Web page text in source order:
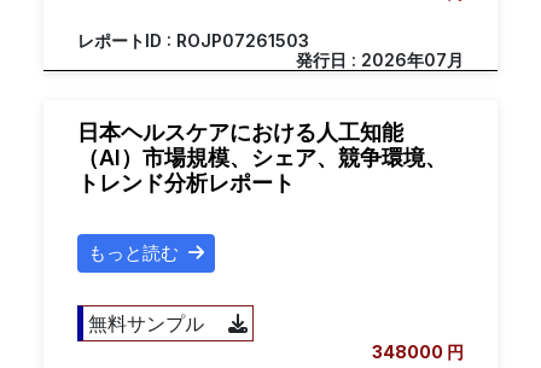
レポートID : ROJP07261503
発行日 : 2026年07月
日本ヘルスケアにおける人工知能
（AI）市場規模、シェア、競争環境、
トレンド分析レポート
もっと読む
無料サンプル
348000 円